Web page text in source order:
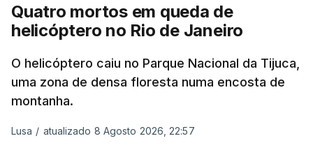
Além disso, o correspondente do canal de
televisão israelita i24News, que também teve
sexta-feira que, após a reunião, ficou por decidir a
autorização formal de Israel para a entrada em
Gaza da Força Internacional de Estabilização, um
contingente multinacional proposto no âmbito do
Quatro mortos em queda de
helicóptero no Rio de Janeiro
O helicóptero caiu no Parque Nacional da Tijuca,
uma zona de densa floresta numa encosta de
montanha.
Lusa / atualizado 8 Agosto 2026, 22:57